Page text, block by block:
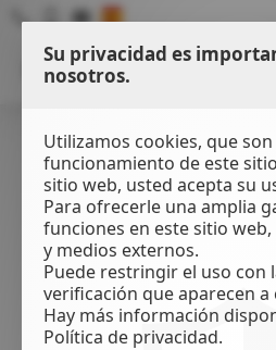
WATER
SPORTS
Su privacidad es
nosotros.
Utilizamos cookies, que
funcionamiento de este
sitio web, usted acepta su
Para ofrecerle una amplia
funciones en este sitio
y medios externos.
Puede restringir el uso con
verificación que aparecen
Hay más información
Política de privacidad.